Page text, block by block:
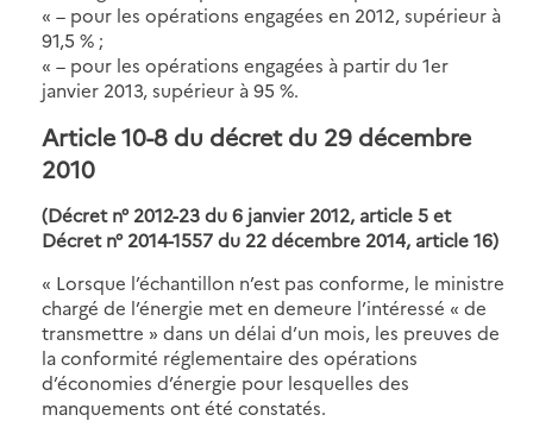
« – pour les opérations engagées en 2012, supérieur à
91,5 % ;
« – pour les opérations engagées à partir du 1er
janvier 2013, supérieur à 95 %.
Article 10-8 du décret du 29 décembre
2010
(Décret n° 2012-23 du 6 janvier 2012, article 5 et
Décret n° 2014-1557 du 22 décembre 2014, article 16)
« Lorsque l’échantillon n’est pas conforme, le ministre
chargé de l’énergie met en demeure l’intéressé « de
transmettre » dans un délai d’un mois, les preuves de
la conformité réglementaire des opérations
d’économies d’énergie pour lesquelles des
manquements ont été constatés.